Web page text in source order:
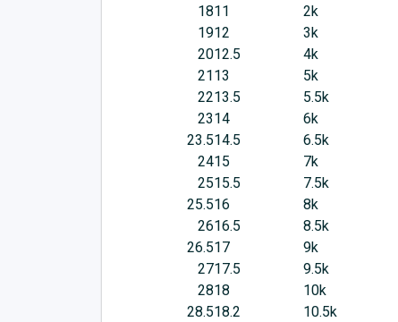
1811
2k
1912
3k
2012.5
4k
21 13
5k
2213.5
5.5k
2314
6k
23.514.5
6.5k
2415
7k
2515.5
7.5k
25.516
8k
2616.5
8.5k
26.517
9k
2717.5
9.5k
2818
10k
28.518.2
10.5k